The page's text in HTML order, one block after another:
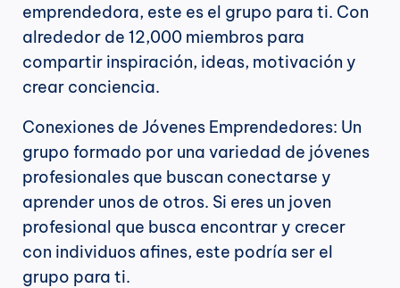
emprendedora, este es el grupo para ti. Con
alrededor de 12,000 miembros para
compartir inspiración, ideas, motivación y
crear conciencia.
Conexiones de Jóvenes Emprendedores: Un
grupo formado por una variedad de jóvenes
profesionales que buscan conectarse y
aprender unos de otros. Si eres un joven
profesional que busca encontrar y crecer
con individuos afines, este podría ser el
grupo para ti.